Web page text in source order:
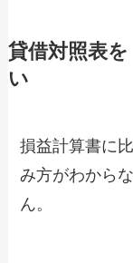
貸借対照表
い
損益計算書に
み方がわから
ん。